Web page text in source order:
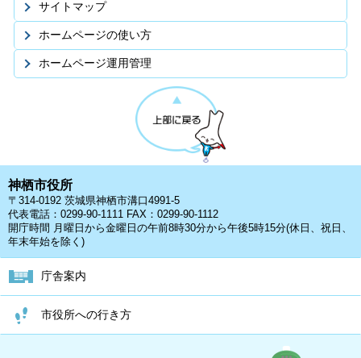
サイトマップ
ホームページの使い方
ホームページ運用管理
神栖市役所
〒314-0192 茨城県神栖市溝口4991-5
代表電話：0299-90-1111 FAX：0299-90-1112
開庁時間 月曜日から金曜日の午前8時30分から午後5時15分(休日、祝日、
年末年始を除く)
庁舎案内
市役所への行き方